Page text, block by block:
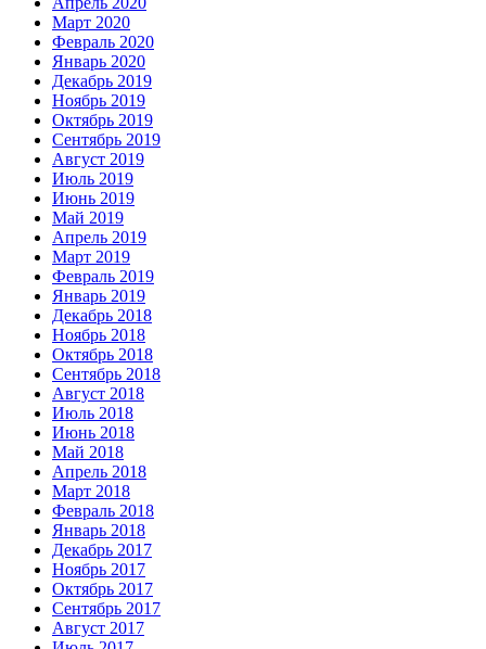
Март 2020
Февраль 2020
Январь 2020
Декабрь 2019
Ноябрь 2019
Октябрь 2019
Сентябрь 2019
Август 2019
Июль 2019
Июнь 2019
Май 2019
Апрель 2019
Март 2019
Февраль 2019
Январь 2019
Декабрь 2018
Ноябрь 2018
Октябрь 2018
Сентябрь 2018
Август 2018
Июль 2018
Июнь 2018
Май 2018
Апрель 2018
Март 2018
Февраль 2018
Январь 2018
Декабрь 2017
Ноябрь 2017
Октябрь 2017
Сентябрь 2017
Август 2017